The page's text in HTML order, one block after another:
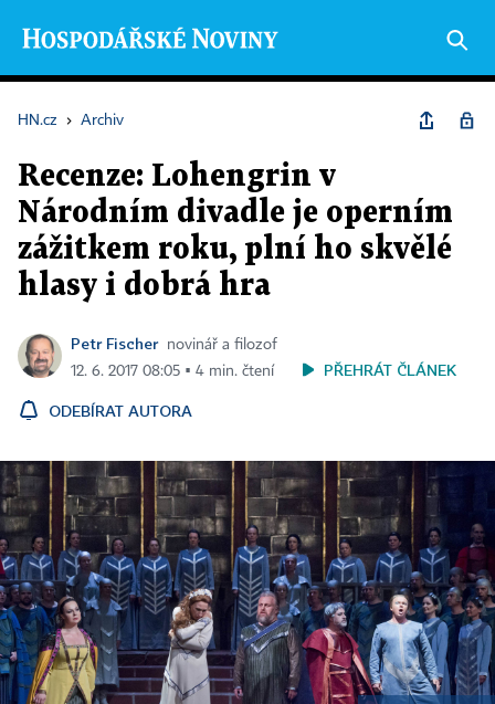
HN.cz › Archiv
Recenze: Lohengrin v
Národním divadle je operním
zážitkem roku, plní ho skvělé
hlasy i dobrá hra
Petr Fischer
novinář a filozof
12. 6. 2017 08:05 ▪ 4 min. čtení
PŘEHRÁT ČLÁNEK
ODEBÍRAT AUTORA